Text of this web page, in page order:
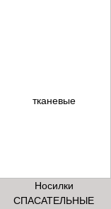
Носилки
СПАСАТЕЛЬНЫЕ